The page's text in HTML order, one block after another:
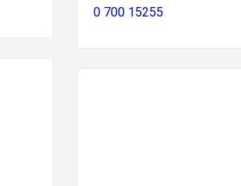
0 700 15255